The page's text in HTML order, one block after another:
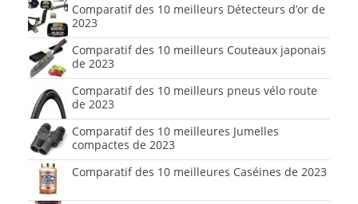
Comparatif des 10 meilleurs Détecteurs d’or de
2023
Comparatif des 10 meilleurs Couteaux japonais
de 2023
Comparatif des 10 meilleurs pneus vélo route
de 2023
Comparatif des 10 meilleures Jumelles
compactes de 2023
Comparatif des 10 meilleures Caséines de 2023